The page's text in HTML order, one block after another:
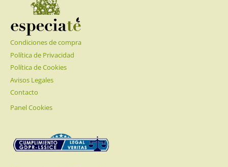
Condiciones de compra
Política de Privacidad
Política de Cookies
Avisos Legales
Contacto
Panel Cookies